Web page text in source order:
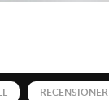
RECENSIONER